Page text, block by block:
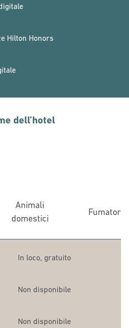
Hilton Honors
dell’hotel
Animali
domestici
Fumatori
In loco, gratuito
Non disponibile
Non disponibile